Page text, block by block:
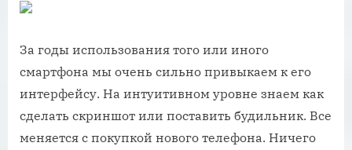
За годы использования того или иного
смартфона мы очень сильно привыкаем к его
интерфейсу. На интуитивном уровне знаем как
сделать скриншот или поставить будильник. Все
меняется с покупкой нового телефона. Ничего